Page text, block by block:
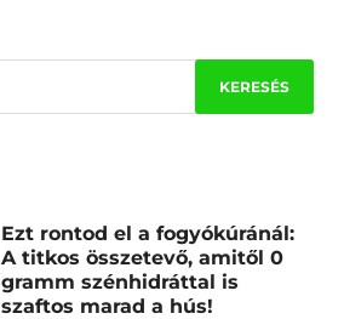
Ezt rontod el a fogyókúránál:
A titkos összetevő, amitől 0
gramm szénhidráttal is
szaftos marad a hús!